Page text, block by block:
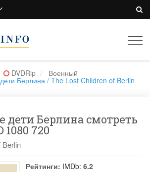
DVDRip Военный
Берлина / The Lost Children of Berlin
дети Берлина смотреть
720
Berlin
Рейтинги: IMDb: 6.2